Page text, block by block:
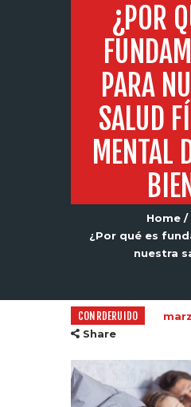
¿POR
PARA
SALUD
MENTAL
Home
¿Por qué es
nuestra
CONRDERUIDO
Share